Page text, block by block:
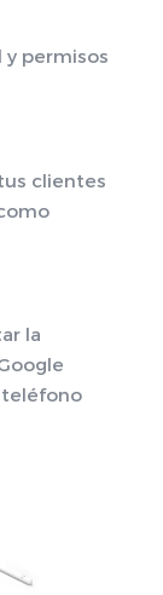
permisos
clientes
la
teléfono